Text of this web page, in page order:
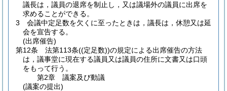
議長は，議員の退席を制止し，又は議場外の議員に出席を
求めることができる。
3
会議中定足数を欠くに至ったときは，議長は，休憩又は延
会を宣告する。
(出席催告)
第12条
法第113条((定足数))の規定による出席催告の方法
は，議事堂に現在する議員又は議員の住所に文書又は口頭
をもって行う。
第2章
議案及び動議
(議案の提出)